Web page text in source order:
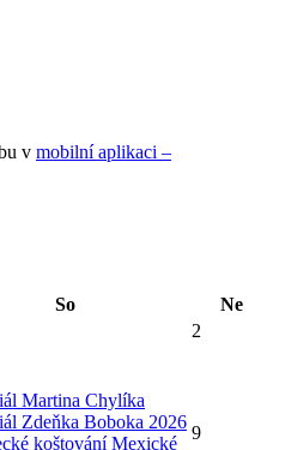
v mobilní aplikaci –
So
Ne
2
Martina Chylíka
Zdeňka Boboka 2026
koštování Mexické
9